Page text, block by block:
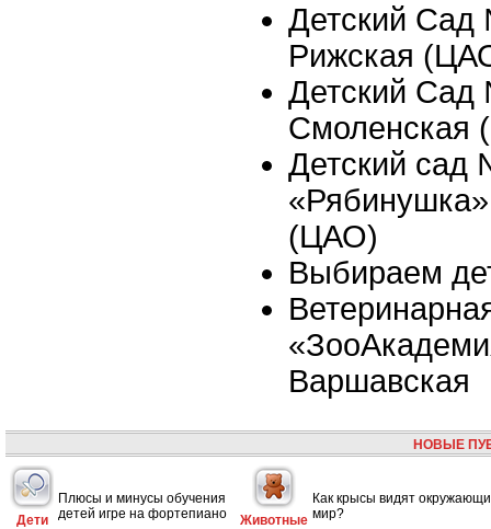
Детский
Рижская
Детский
Смоленская
Детский сад
(ЦАО)
Выбираем
Варшавская
НОВЫЕ
Дети
Плюсы и минусы обучения
детей игре на фортепиано
Животные
Как крысы видят
мир?